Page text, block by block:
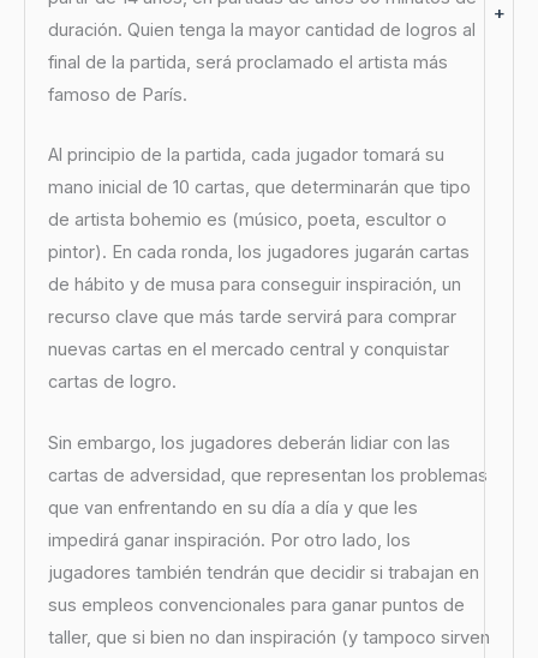
+
duración. Quien tenga la mayor cantidad de logros al
final de la partida, será proclamado el artista más
famoso de París.
Al principio de la partida, cada jugador tomará su
mano inicial de 10 cartas, que determinarán que tipo
de artista bohemio es (músico, poeta, escultor o
pintor). En cada ronda, los jugadores jugarán cartas
de hábito y de musa para conseguir inspiración, un
recurso clave que más tarde servirá para comprar
nuevas cartas en el mercado central y conquistar
cartas de logro.
Sin embargo, los jugadores deberán lidiar con las
cartas de adversidad, que representan los problemas
que van enfrentando en su día a día y que les
impedirá ganar inspiración. Por otro lado, los
jugadores también tendrán que decidir si trabajan en
sus empleos convencionales para ganar puntos de
taller, que si bien no dan inspiración (y tampoco sirven